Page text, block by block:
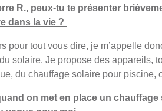
R., peux-tu te présenter
dans la vie ?
pour tout vous dire, je m’appelle
solaire. Je propose des appareils,
du chauffage solaire pour piscine,
on met en place un